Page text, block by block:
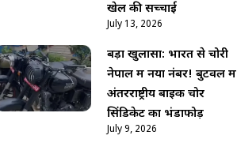
खेल की सच्चाई
July 13, 2026
बड़ा खुलासा: भारत से चोरी
नेपाल में नया नंबर! बुटवल में
अंतरराष्ट्रीय बाइक चोर
सिंडिकेट का भंडाफोड़
July 9, 2026